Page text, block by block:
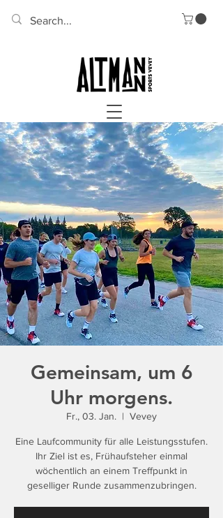
Gemeinsam, um 6
Uhr morgens.
Fr., 03. Jan.
  |
Vevey
Eine Laufcommunity für alle Leistungsstufen.
Ihr Ziel ist es, Frühaufsteher einmal
wöchentlich an einem Treffpunkt in
geselliger Runde zusammenzubringen.